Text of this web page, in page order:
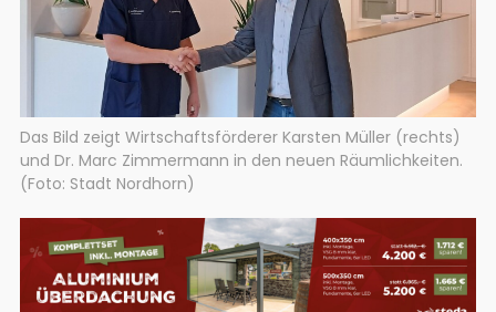
Das Bild zeigt Wirtschaftsförderer Karsten Müller (rechts)
und Dr. Marc Zimmermann in den neuen Räumlichkeiten.
(Foto: Stadt Nordhorn)